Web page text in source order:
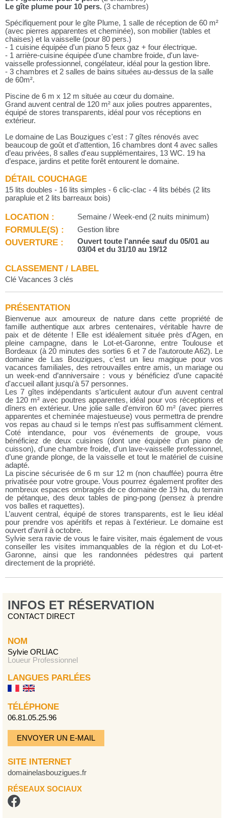
Le gîte plume pour 10 pers. (3 chambres)
Spécifiquement pour le gîte Plume, 1 salle de réception de 60 m²
(avec pierres apparentes et cheminée), son mobilier (tables et
chaises) et la vaisselle (pour 80 pers.)
- 1 cuisine équipée d'un piano 5 feux gaz + four électrique.
- 1 arrière-cuisine équipée d'une chambre froide, d'un lave-
vaisselle professionnel, congélateur, idéal pour la gestion libre.
- 3 chambres et 2 salles de bains situées au-dessus de la salle
de 60m².
Piscine de 6 m x 12 m située au cœur du domaine.
Grand auvent central de 120 m² aux jolies poutres apparentes,
équipé de stores transparents, idéal pour vos réceptions en
extérieur.
Le domaine de Las Bouzigues c'est : 7 gîtes rénovés avec
beaucoup de goût et d'attention, 16 chambres dont 4 avec salles
d’eau privées, 8 salles d'eau supplémentaires, 13 WC. 19 ha
d’espace, jardins et petite forêt entourent le domaine.
DÉTAIL COUCHAGE
15 lits doubles - 16 lits simples - 6 clic-clac - 4 lits bébés (2 lits
parapluie et 2 lits barreaux bois)
LOCATION : Semaine / Week-end (2 nuits minimum)
FORMULE(S) : Gestion libre
OUVERTURE :
Ouvert toute l'année sauf du 05/01 au
03/04 et du 31/10 au 19/12
CLASSEMENT / LABEL
Clé Vacances 3 clés
PRÉSENTATION
Bienvenue aux amoureux de nature dans cette propriété de
famille authentique aux arbres centenaires, véritable havre de
paix et de détente ! Elle est idéalement située près d'Agen, en
pleine campagne, dans le Lot-et-Garonne, entre Toulouse et
Bordeaux (à 20 minutes des sorties 6 et 7 de l’autoroute A62). Le
domaine de Las Bouzigues, c’est un lieu magique pour vos
vacances familiales, des retrouvailles entre amis, un mariage ou
un week-end d’anniversaire : vous y bénéficiez d’une capacité
d'accueil allant jusqu'à 57 personnes.
Les 7 gîtes indépendants s’articulent autour d’un auvent central
de 120 m² avec poutres apparentes, idéal pour vos réceptions et
dîners en extérieur. Une jolie salle d'environ 60 m² (avec pierres
apparentes et cheminée majestueuse) vous permettra de prendre
vos repas au chaud si le temps n’est pas suffisamment clément.
Coté intendance, pour vos événements de groupe, vous
bénéficiez de deux cuisines (dont une équipée d'un piano de
cuisson), d'une chambre froide, d'un lave-vaisselle professionnel,
d’une grande plonge, de la vaisselle et tout le matériel de cuisine
adapté.
La piscine sécurisée de 6 m sur 12 m (non chauffée) pourra être
privatisée pour votre groupe. Vous pourrez également profiter des
nombreux espaces ombragés de ce domaine de 19 ha, du terrain
de pétanque, des deux tables de ping-pong (pensez à prendre
vos balles et raquettes).
L’auvent central, équipé de stores transparents, est le lieu idéal
pour prendre vos apéritifs et repas à l'extérieur. Le domaine est
ouvert d’avril à octobre.
Sylvie sera ravie de vous le faire visiter, mais également de vous
conseiller les visites immanquables de la région et du Lot-et-
Garonne, ainsi que les randonnées pédestres qui partent
directement de la propriété.
INFOS ET RÉSERVATION
CONTACT DIRECT
NOM
Sylvie ORLIAC
Loueur Professionnel
LANGUES PARLÉES
TÉLÉPHONE
06.81.05.25.96
ENVOYER UN E-MAIL
SITE INTERNET
domainelasbouzigues.fr
RÉSEAUX SOCIAUX